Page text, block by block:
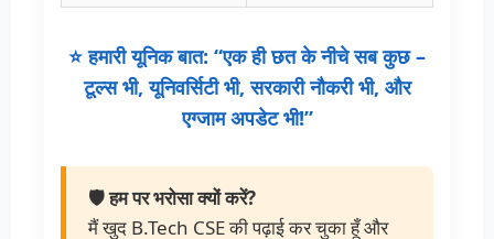
⭐ हमारी यूनिक बात: “एक ही छत के नीचे सब कुछ –
टूल्स भी, यूनिवर्सिटी भी, सरकारी नौकरी भी, और
एग्जाम अपडेट भी!”
🛡️ हम पर भरोसा क्यों करें?
मैं खुद B.Tech CSE की पढ़ाई कर चुका हूँ और